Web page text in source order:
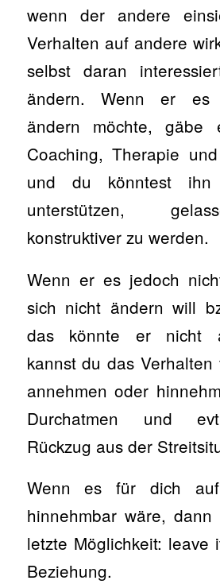
wenn der andere
Verhalten auf andere
selbst daran
ändern. Wenn er es
ändern möchte, gäbe
Coaching, Therapie
und du könntest ihn
unterstützen,
konstruktiver zu werden.
Wenn er es jedoch
sich nicht ändern will
das könnte er nicht
kannst du das
annehmen oder
Durchatmen und
Rückzug aus der
Wenn es für dich
hinnehmbar wäre,
letzte Möglichkeit: leave
Beziehung.